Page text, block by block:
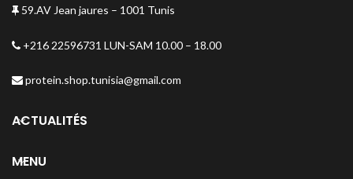
59.AV Jean jaures – 1001 Tunis
+216 22596731 LUN-SAM 10.00 – 18.00
protein.shop.tunisia@gmail.com
ACTUALITÉS
MENU